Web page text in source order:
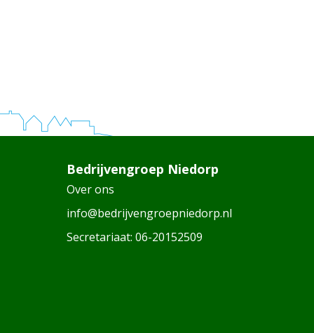
Bedrijvengroep Niedorp
Over ons
info@bedrijvengroepniedorp.nl
Secretariaat: 06-20152509